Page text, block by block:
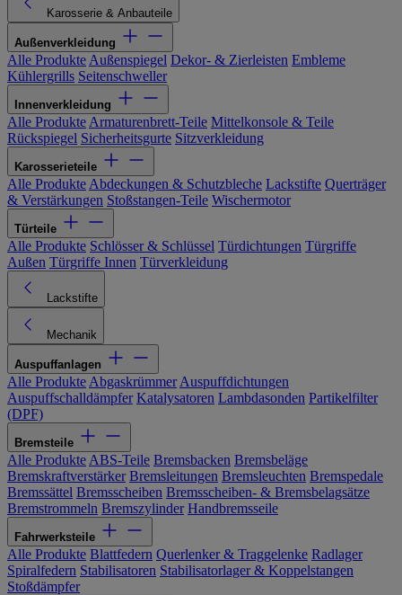
Karosserie & Anbauteile
Außenverkleidung
Alle Produkte Außenspiegel Dekor- & Zierleisten Embleme
Kühlergrills Seitenschweller
Innenverkleidung
Alle Produkte Armaturenbrett-Teile Mittelkonsole & Teile
Rückspiegel Sicherheitsgurte Sitzverkleidung
Karosserieteile
Alle Produkte Abdeckungen & Schutzbleche Lackstifte Querträger
& Verstärkungen Stoßstangen-Teile Wischermotor
Türteile
Alle Produkte Schlösser & Schlüssel Türdichtungen Türgriffe
Außen Türgriffe Innen Türverkleidung
Lackstifte
Mechanik
Auspuffanlagen
Alle Produkte Abgaskrümmer Auspuffdichtungen
Auspuffschalldämpfer Katalysatoren Lambdasonden Partikelfilter
(DPF)
Bremsteile
Alle Produkte ABS-Teile Bremsbacken Bremsbeläge
Bremskraftverstärker Bremsleitungen Bremsleuchten Bremspedale
Bremssättel Bremsscheiben Bremsscheiben- & Bremsbelagsätze
Bremstrommeln Bremszylinder Handbremsseile
Fahrwerksteile
Alle Produkte Blattfedern Querlenker & Traggelenke Radlager
Spiralfedern Stabilisatoren Stabilisatorlager & Koppelstangen
Stoßdämpfer